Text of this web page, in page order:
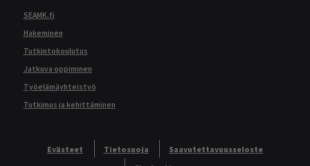
SEAMK.fi
Hakeminen
Tutkintokoulutus
Jatkuva oppiminen
Työelämäyhteistyö
Tutkimus ja kehittäminen
Evästeet Tietosuoja
Saavutettavuusseloste